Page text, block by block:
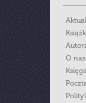
O nas